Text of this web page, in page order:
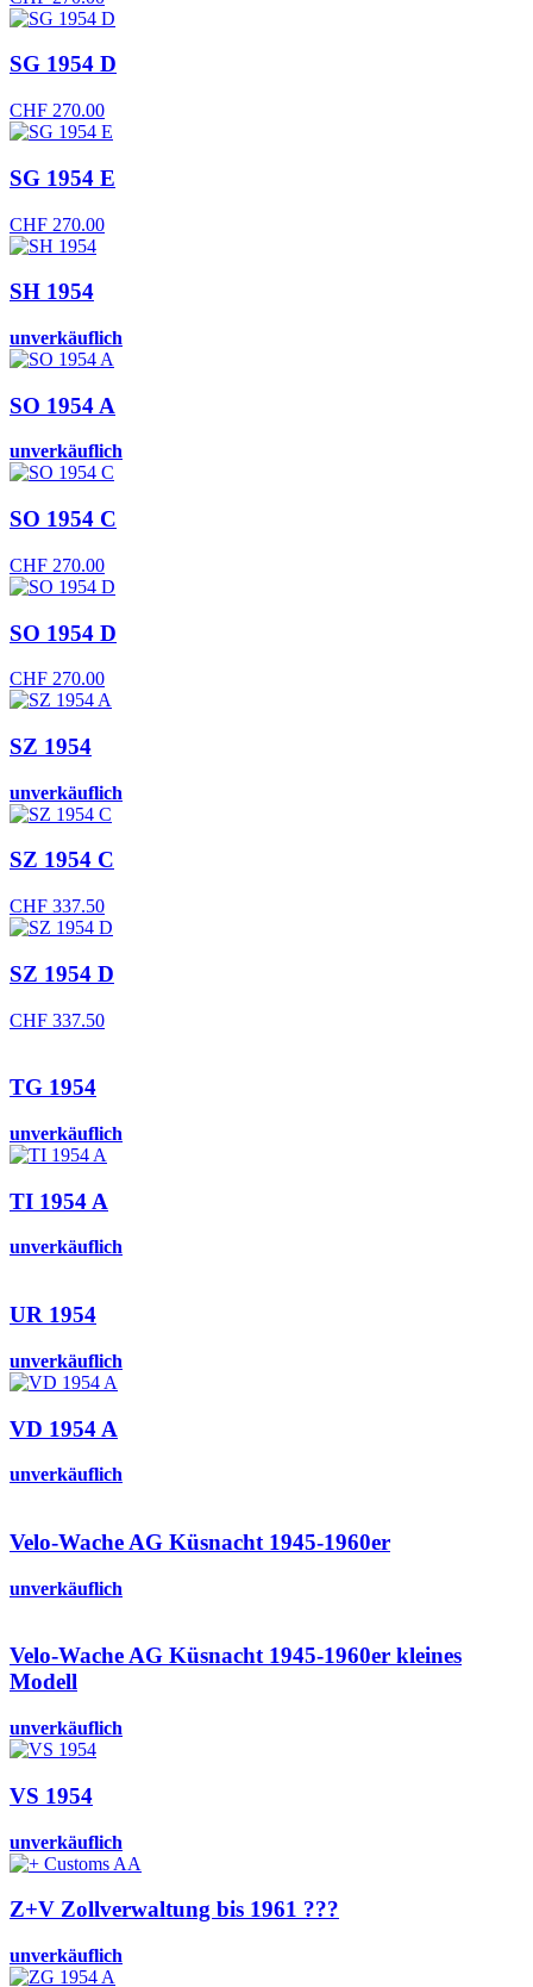
SG 1954 D
CHF 270.00
SG 1954 E
CHF 270.00
SH 1954
unverkäuflich
SO 1954 A
unverkäuflich
SO 1954 C
CHF 270.00
SO 1954 D
CHF 270.00
SZ 1954
unverkäuflich
SZ 1954 C
CHF 337.50
SZ 1954 D
CHF 337.50
TG 1954
unverkäuflich
TI 1954 A
unverkäuflich
UR 1954
unverkäuflich
VD 1954 A
unverkäuflich
Velo-Wache AG Küsnacht 1945-1960er
unverkäuflich
Velo-Wache AG Küsnacht 1945-1960er kleines
Modell
unverkäuflich
VS 1954
unverkäuflich
Z+V Zollverwaltung bis 1961 ???
unverkäuflich